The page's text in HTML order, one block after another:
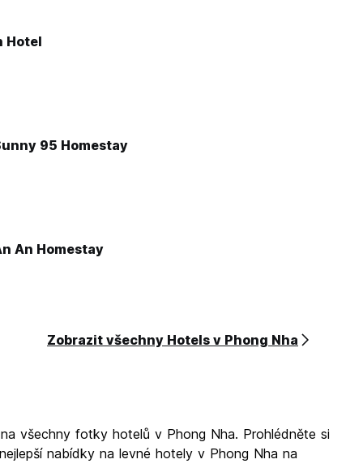
Hotel
95 Homestay
An Homestay
Zobrazit všechny Hotels v Phong Nha
všechny fotky hotelů v Phong Nha. Prohlédněte si
nabídky na levné hotely v Phong Nha na